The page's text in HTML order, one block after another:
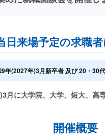
日来場予定の求職
年(2027年)3月新卒者 及び 20・30
に大学院、大学、短大、高
開催概要